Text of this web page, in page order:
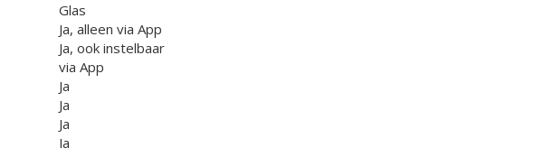
Glas
Ja, alleen via App
Ja, ook instelbaar
via App
Ja
Ja
Ja
Ja